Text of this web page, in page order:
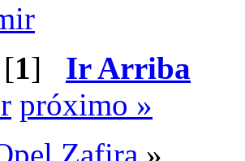
1] Ir Arriba
próximo »